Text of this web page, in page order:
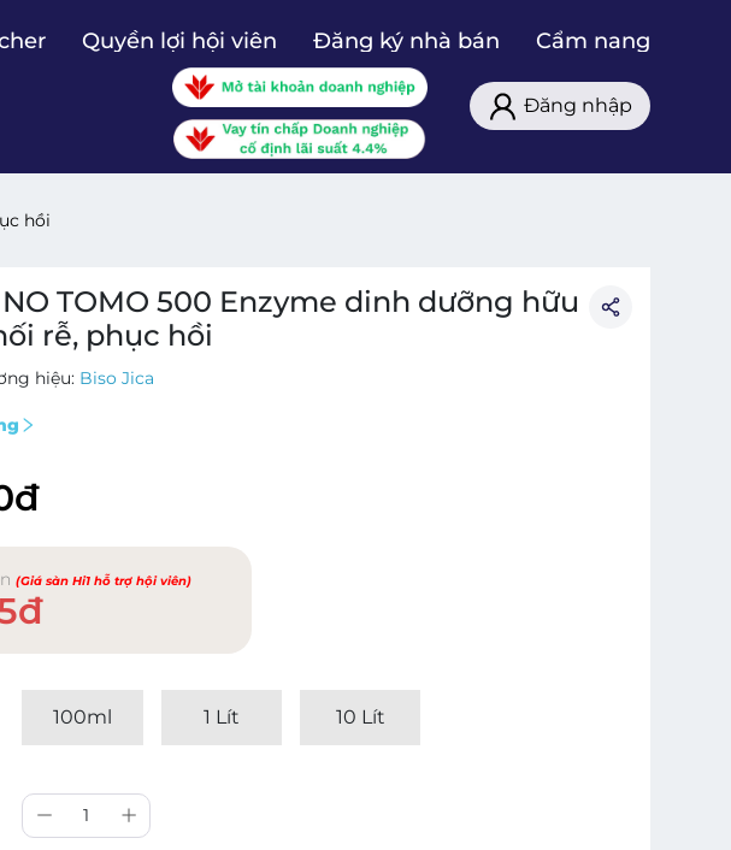
Quyền lợi hội viên Đăng ký nhà bán Cẩm nang
Đăng nhập
hồi
NO TOMO 500 Enzyme dinh dưỡng hữu
rễ, phục hồi
hiệu: Biso Jica
(Giá sàn Hi1 hỗ trợ hội viên)
100ml 1 Lít 10 Lít
1